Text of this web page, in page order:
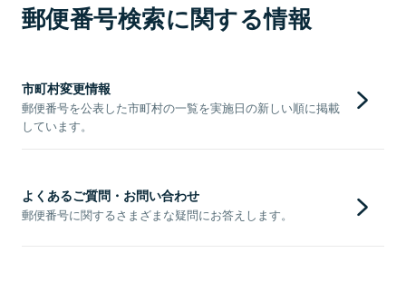
郵便番号検索に関する情報
市町村変更情報
郵便番号を公表した市町村の一覧を実施日の新しい順に掲載
しています。
よくあるご質問・お問い合わせ
郵便番号に関するさまざまな疑問にお答えします。